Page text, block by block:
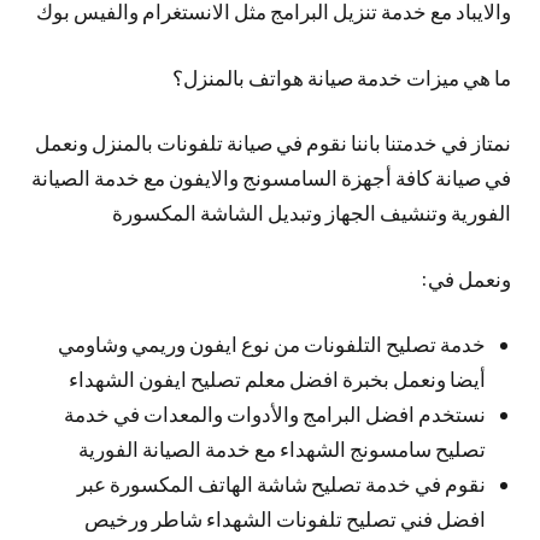
والايباد مع خدمة تنزيل البرامج مثل الانستغرام والفيس بوك
ما هي ميزات خدمة صيانة هواتف بالمنزل؟
نمتاز في خدمتنا باننا نقوم في صيانة تلفونات بالمنزل ونعمل
في صيانة كافة أجهزة السامسونج والايفون مع خدمة الصيانة
الفورية وتنشيف الجهاز وتبديل الشاشة المكسورة
ونعمل في:
خدمة تصليح التلفونات من نوع ايفون وريمي وشاومي
أيضا ونعمل بخبرة افضل معلم تصليح ايفون الشهداء
نستخدم افضل البرامج والأدوات والمعدات في خدمة
تصليح سامسونج الشهداء مع خدمة الصيانة الفورية
نقوم في خدمة تصليح شاشة الهاتف المكسورة عبر
افضل فني تصليح تلفونات الشهداء شاطر ورخيص